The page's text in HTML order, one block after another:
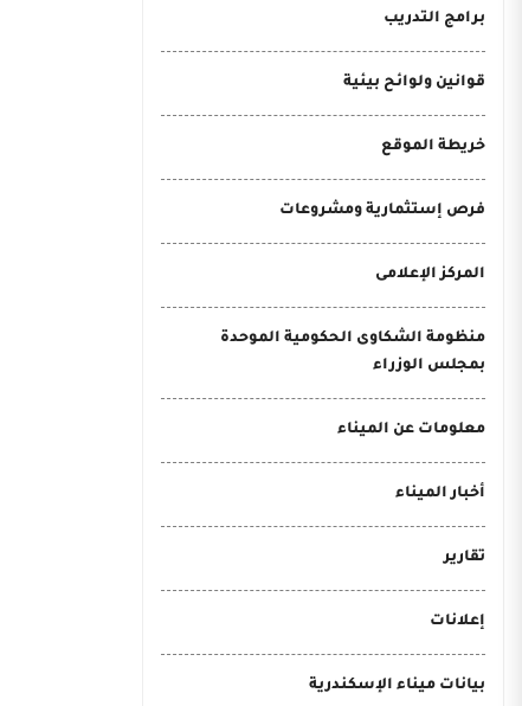
برامج التدريب
قوانين ولوائح بيئية
خريطة الموقع
فرص إستثمارية ومشروعات
المركز الإعلامى
منظومة الشكاوى الحكومية الموحدة
بمجلس الوزراء
معلومات عن الميناء
أخبار الميناء
تقارير
إعلانات
بيانات ميناء الإسكندرية